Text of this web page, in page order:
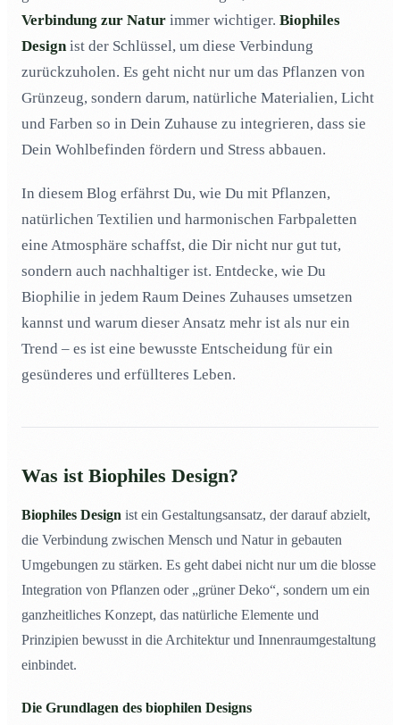
Natürliche Materialien und ihre Wirkung
Integration von Tageslicht
07Biophiles Design im kleinen Stil
08Biophiles Design und Nachhaltigkeit
Biophiles Design für jeden Raum
Verbindung zur Natur immer wichtiger. Biophiles
Designist der Schlüssel, um diese Verbindung
zurückzuholen. Es geht nicht nur um das Pflanzen von
Grünzeug, sondern darum, natürliche Materialien, Licht
und Farben so in Dein Zuhause zu integrieren, dass sie
Dein Wohlbefinden fördern und Stress abbauen.
In diesem Blog erfährst Du, wie Du mit Pflanzen,
natürlichen Textilien und harmonischen Farbpaletten
eine Atmosphäre schaffst, die Dir nicht nur gut tut,
sondern auch nachhaltiger ist. Entdecke, wie Du
Biophilie in jedem Raum Deines Zuhauses umsetzen
kannst und warum dieser Ansatz mehr ist als nur ein
Trend – es ist eine bewusste Entscheidung für ein
gesünderes und erfüllteres Leben.
Was ist Biophiles Design?
Biophiles Design ist ein Gestaltungsansatz, der darauf abzielt,
die Verbindung zwischen Mensch und Natur in gebauten
Umgebungen zu stärken. Es geht dabei nicht nur um die blosse
Integration von Pflanzen oder „grüner Deko“, sondern um ein
ganzheitliches Konzept, das natürliche Elemente und
Prinzipien bewusst in die Architektur und Innenraumgestaltung
einbindet.
Die Grundlagen des biophilen Designs